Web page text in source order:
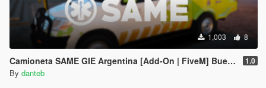
1,003 8
Camioneta SAME GIE Argentina [Add-On | FiveM] Buenos Aires 1.0
By danteb